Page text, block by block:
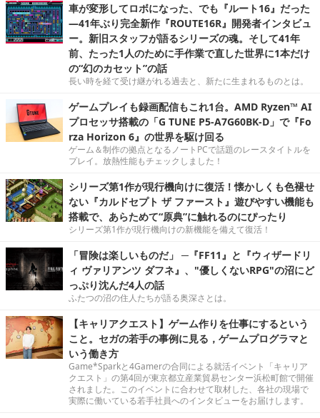
車が変形してロボになった、でも『ルート16』だった
―41年ぶり完全新作『ROUTE16R』開発者インタビュ
ー。新旧スタッフが語るシリーズの魂。そして41年
前、たった1人のために手作業で直した世界に1本だけ
の“幻のカセット”の話
長い時を経て受け継がれる過去と、新たに生まれるものとは。
ゲームプレイも録画配信もこれ1台。AMD Ryzen™ AI
プロセッサ搭載の「G TUNE P5-A7G60BK-D」で『Fo
rza Horizon 6』の世界を駆け回る
ゲーム＆制作の拠点となるノートPCで話題のレースタイトルを
プレイ。放熱性能もチェックしました！
シリーズ第1作が現行機向けに復活！懐かしくも色褪せ
ない『カルドセプト ザ ファースト』遊びやすい機能も
搭載で、あらためて“原典”に触れるのにぴったり
シリーズ第1作が現行機向けの新機能を備えて復活！
「冒険は楽しいものだ」 ─『FF11』と『ウィザードリ
ィ ヴァリアンツ ダフネ』、"優しくないRPG"の沼にど
っぷり沈んだ4人の話
ふたつの沼の住人たちが語る奥深さとは。
【キャリアクエスト】ゲーム作りを仕事にするという
こと。セガの若手の事例に見る，ゲームプログラマと
いう働き方
Game*Sparkと4Gamerの合同による就活イベント「キャリア
クエスト」の第4回が東京都立産業貿易センター浜松町館で開催
されました。このイベントに合わせて取材した、各社の現場で
実際に働いている若手社員へのインタビューをお届けします。